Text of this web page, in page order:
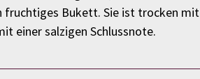
fruchtiges Bukett. Sie ist trocken mit
einer salzigen Schlussnote.